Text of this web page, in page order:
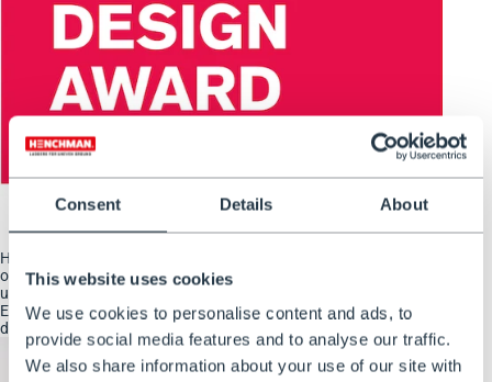
Consent Details About
This website uses cookies
We use cookies to personalise content and ads, to
provide social media features and to analyse our traffic.
We also share information about your use of our site with
Het Henchman-harnas is al erkend voor zijn uitmuntende
ontwerp en heeft twee prestigieuze prijzen gewonnen. Het is
uitgeroepen tot het beste product in de categorie ‘Outdoor
Equipment’ bij de European Product Design Awards in 2023 en in
de categorie ‘Garden Product’ bij de iF Design Awards in 2024.